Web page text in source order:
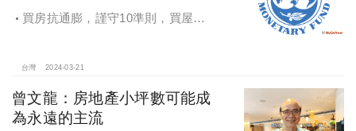
買房抗通膨，謹守10準則，買屋不
台灣 2024-03-21
曾文龍：房地產小坪數可能成
為永遠的主流